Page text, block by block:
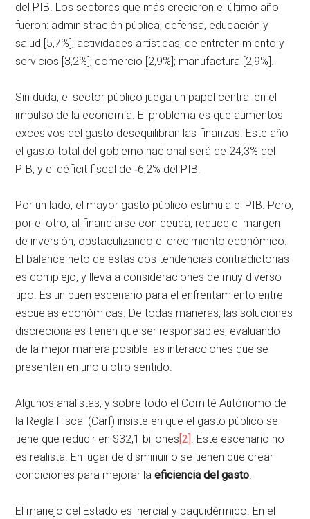
del PIB. Los sectores que más crecieron el último año
fueron: administración pública, defensa, educación y
salud [5,7%]; actividades artísticas, de entretenimiento y
servicios [3,2%]; comercio [2,9%]; manufactura [2,9%].
Sin duda, el sector público juega un papel central en el
impulso de la economía. El problema es que aumentos
excesivos del gasto desequilibran las finanzas. Este año
el gasto total del gobierno nacional será de 24,3% del
PIB, y el déficit fiscal de ‑6,2% del PIB.
Por un lado, el mayor gasto público estimula el PIB. Pero,
por el otro, al financiarse con deuda, reduce el margen
de inversión, obstaculizando el crecimiento económico.
El balance neto de estas dos tendencias contradictorias
es complejo, y lleva a consideraciones de muy diverso
tipo. Es un buen escenario para el enfrentamiento entre
escuelas económicas. De todas maneras, las soluciones
discrecionales tienen que ser responsables, evaluando
de la mejor manera posible las interacciones que se
presentan en uno u otro sentido.
Algunos analistas, y sobre todo el Comité Autónomo de
la Regla Fiscal (Carf) insiste en que el gasto público se
tiene que reducir en $32,1 billones [2] . Este escenario no
es realista. En lugar de disminuirlo se tienen que crear
condiciones para mejorar laeficiencia del gasto.
El manejo del Estado es inercial y paquidérmico. En el